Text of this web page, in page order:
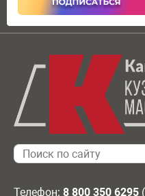
Телефон: 8 800 350 6295